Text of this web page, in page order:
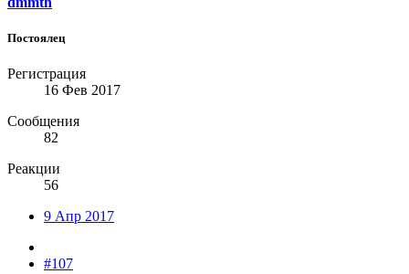
Постоялец
Регистрация
16 Фев 2017
Сообщения
82
Реакции
56
9 Апр 2017
#107